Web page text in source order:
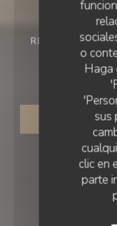
o
Haga
sus
clic en
parte
RESTAURANTE
La